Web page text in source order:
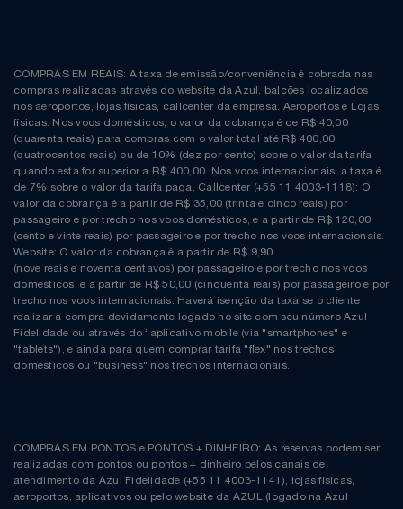
COMPRAS EM REAIS: A taxa de emissão/conveniência é cobrada nas
compras realizadas através do website da Azul, balcões localizados
nos aeroportos, lojas físicas, callcenter da empresa. Aeroportos e Lojas
físicas: Nos voos domésticos, o valor da cobrança é de R$ 40,00
(quarenta reais) para compras com o valor total até R$ 400,00
(quatrocentos reais) ou de 10% (dez por cento) sobre o valor da tarifa
quando esta for superior a R$ 400,00. Nos voos internacionais, a taxa é
de 7% sobre o valor da tarifa paga. Callcenter (+55 11 4003-1118): O
valor da cobrança é a partir de R$ 35,00 (trinta e cinco reais) por
passageiro e por trecho nos voos domésticos, e a partir de R$ 120,00
(cento e vinte reais) por passageiro e por trecho nos voos internacionais.
Website: O valor da cobrança é a partir de R$ 9,90
(nove reais e noventa centavos) por passageiro e por trecho nos voos
domésticos, e a partir de R$ 50,00 (cinquenta reais) por passageiro e por
trecho nos voos internacionais. Haverá isenção da taxa se o cliente
realizar a compra devidamente logado no site com seu número Azul
Fidelidade ou através do “aplicativo mobile (via "smartphones" e
"tablets"), e ainda para quem comprar tarifa "flex" nos trechos
domésticos ou "business" nos trechos internacionais.
COMPRAS EM PONTOS e PONTOS + DINHEIRO: As reservas podem ser
realizadas com pontos ou pontos + dinheiro pelos canais de
atendimento da Azul Fidelidade (+55 11 4003-1141), lojas físicas,
aeroportos, aplicativos ou pelo website da AZUL (logado na Azul